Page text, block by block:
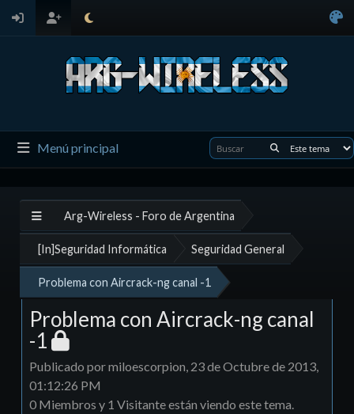
Menú principal
Arg-Wireless - Foro de Argentina
[In]Seguridad Informática Seguridad General
Problema con Aircrack-ng canal -1
Problema con Aircrack-ng canal
-1
Publicado por miloescorpion, 23 de Octubre de 2013,
01:12:26 PM
0 Miembros y 1 Visitante están viendo este tema.